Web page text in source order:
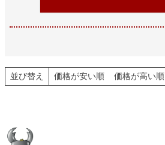
並び替え 価格が安い順 価格が高い順